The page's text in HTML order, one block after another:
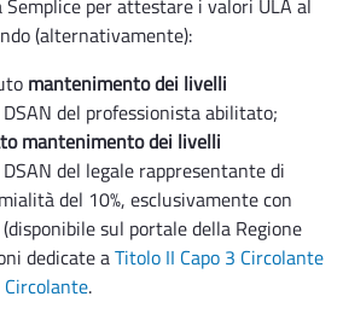
per attestare i valori ULA al
(alternativamente):
mantenimento dei livelli
del professionista abilitato;
mantenimento dei livelli
del legale rappresentante di
del 10%, esclusivamente con
sul portale della Regione
dedicate aTitolo II Capo 3 Circolante
Circolante.